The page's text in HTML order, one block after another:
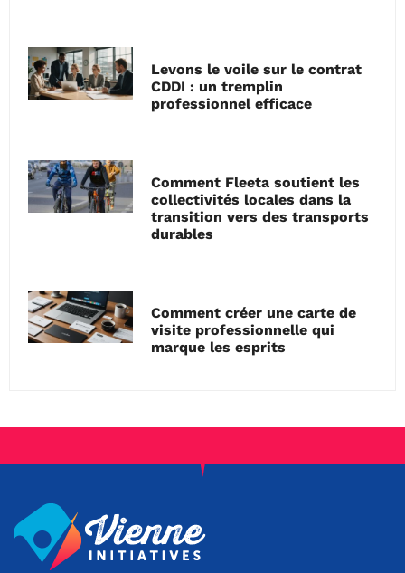
Levons le voile sur le contrat
CDDI : un tremplin
professionnel efficace
Comment Fleeta soutient les
collectivités locales dans la
transition vers des transports
durables
Comment créer une carte de
visite professionnelle qui
marque les esprits